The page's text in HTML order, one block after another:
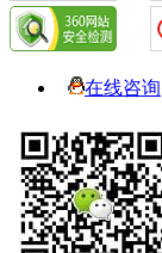
在线咨询